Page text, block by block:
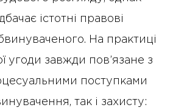
істотні правові
На практиці
угоди завжди пов’язане з
поступками
так і захисту: